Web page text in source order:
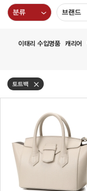
분류 브랜드
이태리 수입명품 캐리어
토트백